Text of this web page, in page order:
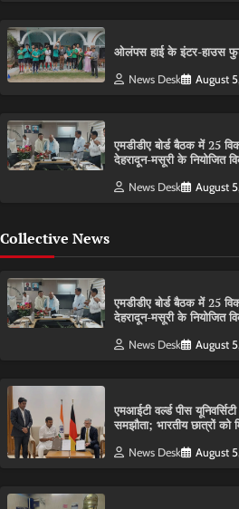
ओलंपस हाई के इंटर-हाउस
News Desk August
एमडीडीए बोर्ड बैठक में 25
देहरादून-मसूरी के नियोजित
News Desk August
Collective News
एमडीडीए बोर्ड बैठक में 25
देहरादून-मसूरी के नियोजित
News Desk August
एमआईटी वर्ल्ड पीस
समझौता; भारतीय छात्रों
News Desk August